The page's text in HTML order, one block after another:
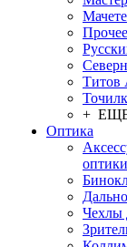
Мачете
Прочее
Титов
+
Оптика
оптики
Чехлы